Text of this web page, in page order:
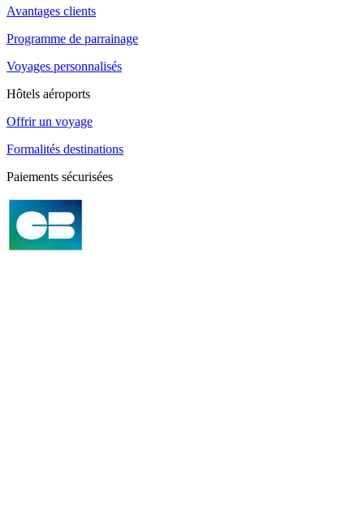
Avantages clients
Programme de parrainage
Voyages personnalisés
Hôtels aéroports
Offrir un voyage
Formalités destinations
Paiements sécurisées